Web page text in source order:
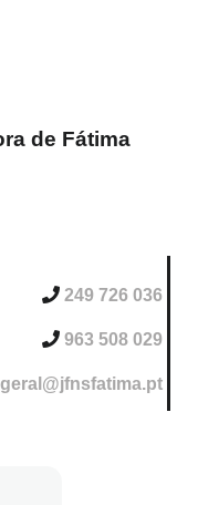
de Fátima
249 726 036
963 508 029
geral@jfnsfatima.pt